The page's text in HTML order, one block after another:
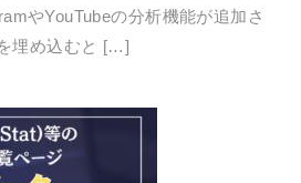
やYouTubeの分析機能が追加さ
埋め込むと […]